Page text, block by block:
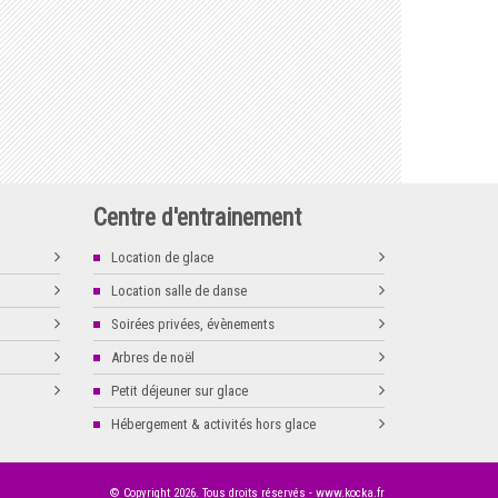
Centre d'entrainement
Location de glace
Location salle de danse
Soirées privées, évènements
Arbres de noël
Petit déjeuner sur glace
Hébergement & activités hors glace
© Copyright 2026. Tous droits réservés - www.kocka.fr